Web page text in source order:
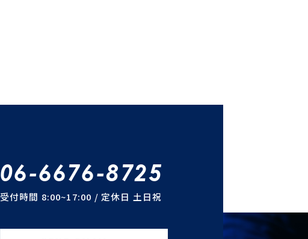
06-6676-8725
受付時間 8:00~17:00 / 定休日 土日祝